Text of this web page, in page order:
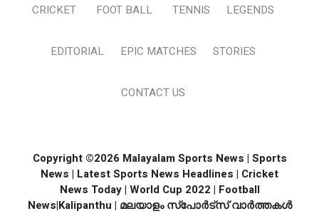
CRICKET FOOT BALL TENNIS LEGENDS
EDITORIAL EPIC MATCHES STORIES
CONTACT US
Copyright ©2026 Malayalam Sports News | Sports
News | Latest Sports News Headlines | Cricket
News Today | World Cup 2022 | Football
News|Kalipanthu | മലയാളം സ്പോര്‍ട്സ് വാര്‍ത്തകള്‍